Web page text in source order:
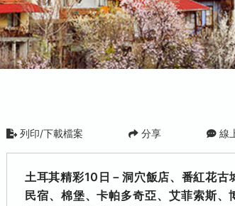
列印/下載檔案 分享 線
土耳其精彩10日－洞穴飯店、番紅花古
民宿、棉堡、卡帕多奇亞、艾菲索斯、